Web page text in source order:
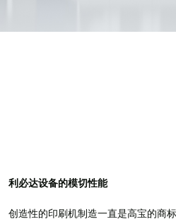
利必达设备的模切性能
创造性的印刷机制造一直是高宝的商